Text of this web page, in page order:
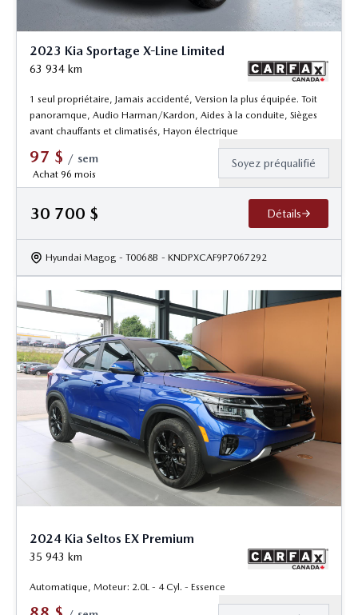
2023 Kia Sportage X-Line Limited
63 934 km
1 seul propriétaire, Jamais accidenté, Version la plus équipée. Toit
panoramque, Audio Harman/Kardon, Aides à la conduite, Sièges
avant chauffants et climatisés, Hayon électrique
97 $ / sem
Achat 96 mois
Soyez préqualifié
30 700 $ Détails
Hyundai Magog - T0068B - KNDPXCAF9P7067292
2024 Kia Seltos EX Premium
35 943 km
Automatique, Moteur: 2.0L - 4 Cyl. - Essence